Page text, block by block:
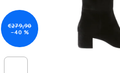
€279,90
–40 %